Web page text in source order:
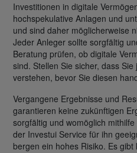
Investitionen in digitale
hochspekulative Anlagen und
und sind daher möglicherweise
Jeder Anleger sollte sorgfältig
Beratung prüfen, ob digitale
sind. Stellen Sie sicher, dass
verstehen, bevor Sie diesen
Vergangene Ergebnisse und
garantieren keine zukünftigen
sorgfältig und womöglich
der Investui Service für ihn
bergen ein hohes Risiko. Es